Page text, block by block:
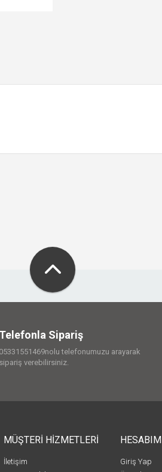
Telefonla Sipariş
05331551469nolu telefonumuzu arayarak
sipariş verebilirsiniz.
MÜŞTERİ HİZMETLERİ
İletişim
HESABIM
Giriş Yap